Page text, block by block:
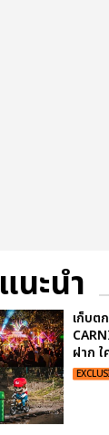
แนะนำ
เก็บต
ฝาก